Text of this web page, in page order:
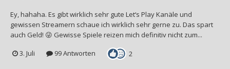
Ey, hahaha. Es gibt wirklich sehr gute Let‘s Play Kanäle und
gewissen Streamern schaue ich wirklich sehr gerne zu. Das spart
auch Geld! 😜 Gewisse Spiele reizen mich definitiv nicht zum...
3. Juli 99 Antworten 2